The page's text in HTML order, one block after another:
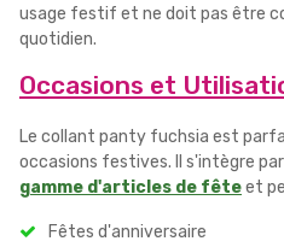
usage festif et ne doit pas être
quotidien.
Occasions et
Le collant panty fuchsia est
occasions festives. Il s'intègre
gamme d'articles de fêteet
Fêtes d'anniversaire